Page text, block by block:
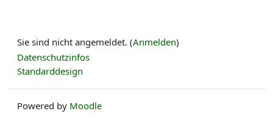
Sie sind nicht angemeldet. (Anmelden)
Datenschutzinfos
Standarddesign
Powered by Moodle